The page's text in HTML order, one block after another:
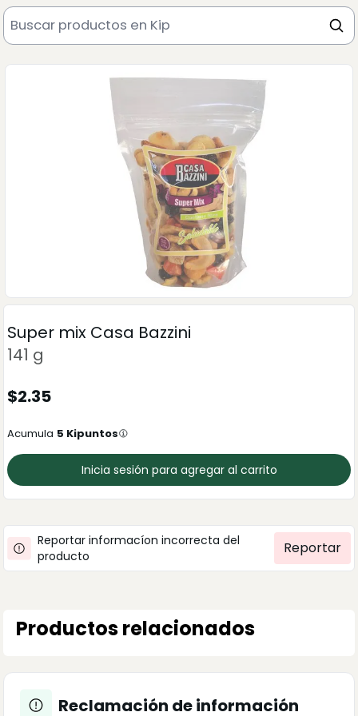
Super mix Casa Bazzini
141 g
$2.35
Acumula 5 Kipuntos
Inicia sesión para agregar al carrito
Reportar informacíon incorrecta del
producto
Reportar
Productos relacionados
Reclamación de información